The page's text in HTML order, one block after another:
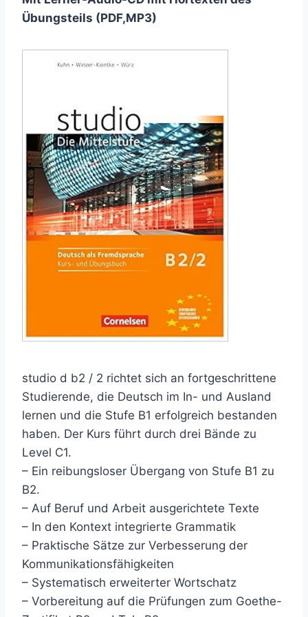
Übungsteils (PDF,MP3)
studio d b2 / 2 richtet sich an fortgeschrittene
Studierende, die Deutsch im In- und Ausland
lernen und die Stufe B1 erfolgreich bestanden
haben. Der Kurs führt durch drei Bände zu
Level C1.
– Ein reibungsloser Übergang von Stufe B1 zu
B2.
– Auf Beruf und Arbeit ausgerichtete Texte
– In den Kontext integrierte Grammatik
– Praktische Sätze zur Verbesserung der
Kommunikationsfähigkeiten
– Systematisch erweiterter Wortschatz
– Vorbereitung auf die Prüfungen zum Goethe-